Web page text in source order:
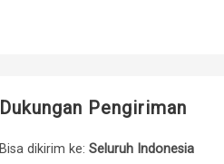
Dukungan Pengiriman
Bisa dikirim ke:Seluruh Indonesia